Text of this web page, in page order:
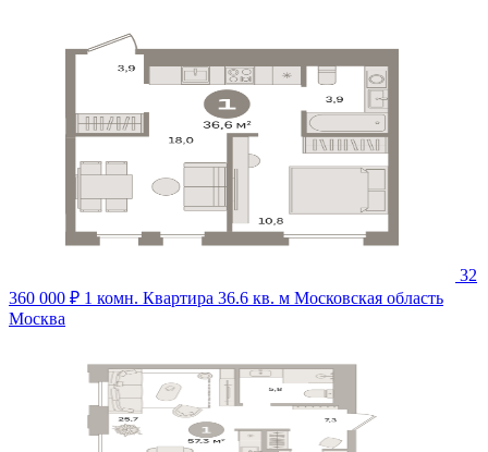
32
360 000 ₽ 1 комн. Квартира 36.6 кв. м Московская область
Москва